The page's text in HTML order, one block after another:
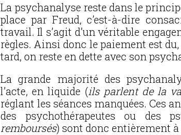
La psychanalyse reste dans le
place par Freud, c’est-à-dire
travail. Il s’agit d’un véritable
règles. Ainsi donc le paiement est
tard, on reste en dette avec son
La grande majorité des
l’acte, en liquide (ils parlent de la
réglant les séances manquées. Ces
des psychothérapeutes ou des
remboursés) sont donc entièrement